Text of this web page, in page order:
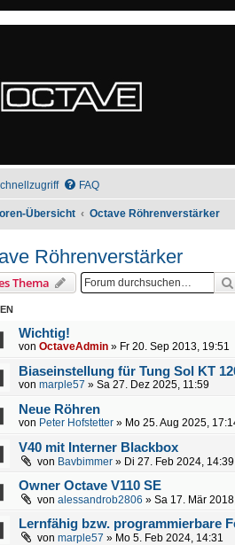
FAQ
Übersicht Octave Röhrenverstärker
Röhrenverstärker
Thema
Wichtig!
von OctaveAdmin » Fr 20. Sep 2013, 19:51
Biaseinstellung für Tung Sol KT
von marple57 » Sa 27. Dez 2025, 11:59
Neue Röhren
von Peter Hofstetter » Mo 25. Aug 2025,
V40 mit Interner Blackbox
von Bavbimmer » Di 27. Feb 2024, 14:39
Owner Octave V110 SE
von alessandrob2806 » Sa 17. Mär
Lernfähig bzw. programmierbare
von marple57 » Mo 5. Feb 2024, 14:31